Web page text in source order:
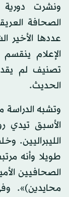
ونشرت دورية
الصحافة
عددها الأخير
الإعلام
تصنيف لم
الحديث.
وتشبه
الليبراليين.
طويلا وأنه
الصحافيين
محايدين)».